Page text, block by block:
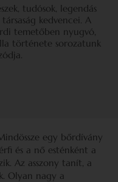
tudósok, legendás
kedvencei. A
temetőben nyugvó,
története sorozatunk
egy bőrdívány
és a nő esténként a
Az asszony tanít, a
Olyan nagy a